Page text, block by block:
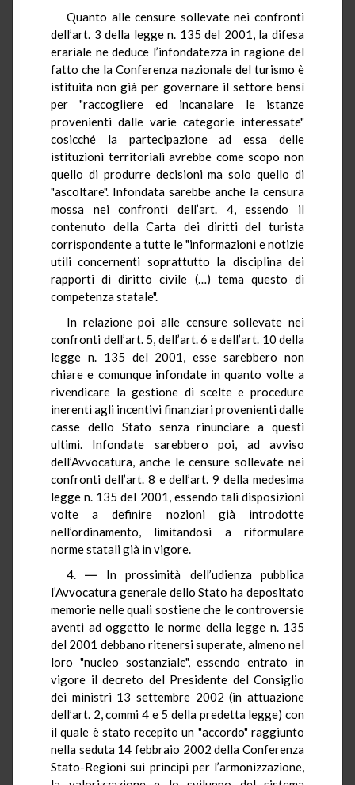
Quanto alle censure sollevate nei confronti
dell’art. 3 della legge n. 135 del 2001, la difesa
erariale ne deduce l’infondatezza in ragione del
fatto che la Conferenza nazionale del turismo è
istituita non già per governare il settore bensì
per "raccogliere ed incanalare le istanze
provenienti dalle varie categorie interessate"
cosicché la partecipazione ad essa delle
istituzioni territoriali avrebbe come scopo non
quello di produrre decisioni ma solo quello di
"ascoltare". Infondata sarebbe anche la censura
mossa nei confronti dell’art. 4, essendo il
contenuto della Carta dei diritti del turista
corrispondente a tutte le "informazioni e notizie
utili concernenti soprattutto la disciplina dei
rapporti di diritto civile (…) tema questo di
competenza statale".
In relazione poi alle censure sollevate nei
confronti dell’art. 5, dell’art. 6 e dell’art. 10 della
legge n. 135 del 2001, esse sarebbero non
chiare e comunque infondate in quanto volte a
rivendicare la gestione di scelte e procedure
inerenti agli incentivi finanziari provenienti dalle
casse dello Stato senza rinunciare a questi
ultimi. Infondate sarebbero poi, ad avviso
dell’Avvocatura, anche le censure sollevate nei
confronti dell’art. 8 e dell’art. 9 della medesima
legge n. 135 del 2001, essendo tali disposizioni
volte a definire nozioni già introdotte
nell’ordinamento, limitandosi a riformulare
norme statali già in vigore.
4. ― In prossimità dell’udienza pubblica
l’Avvocatura generale dello Stato ha depositato
memorie nelle quali sostiene che le controversie
aventi ad oggetto le norme della legge n. 135
del 2001 debbano ritenersi superate, almeno nel
loro "nucleo sostanziale", essendo entrato in
vigore il decreto del Presidente del Consiglio
dei ministri 13 settembre 2002 (in attuazione
dell’art. 2, commi 4 e 5 della predetta legge) con
il quale è stato recepito un "accordo" raggiunto
nella seduta 14 febbraio 2002 della Conferenza
Stato-Regioni sui principi per l’armonizzazione,